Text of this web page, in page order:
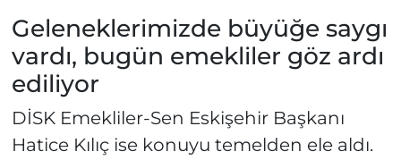
Geleneklerimizde büyüğe saygı
vardı, bugün emekliler göz ardı
ediliyor
DİSK Emekliler-Sen Eskişehir Başkanı
Hatice Kılıç ise konuyu temelden ele aldı.